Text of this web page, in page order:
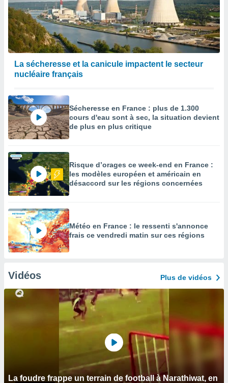
La sécheresse et la canicule impactent le secteur
nucléaire français
Sécheresse en France : plus de 1.300
cours d'eau sont à sec, la situation devient
de plus en plus critique
Risque d’orages ce week-end en France :
les modèles européen et américain en
désaccord sur les régions concernées
Météo en France : le ressenti s'annonce
frais ce vendredi matin sur ces régions
Vidéos Plus de vidéos
La foudre frappe un terrain de football à Narathiwat, en